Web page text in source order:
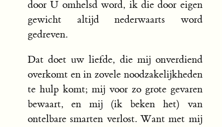
door U omhelsd word, ik die door eigen
gewicht altijd nederwaarts word
gedreven.
Dat doet uw liefde, die mij onverdiend
overkomt en in zovele noodzakelijkheden
te hulp komt; mij voor zo grote gevaren
bewaart, en mij (ik beken het) van
ontelbare smarten verlost. Want met mij